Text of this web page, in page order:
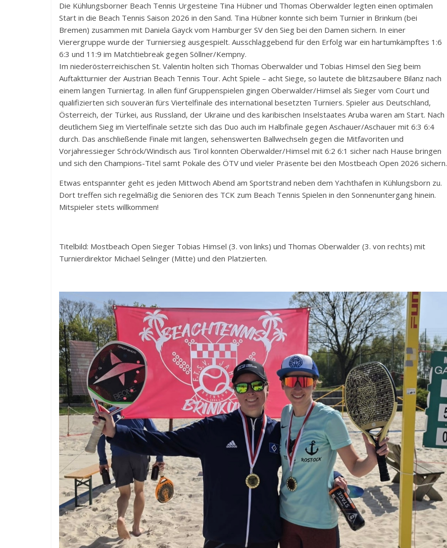
Die Kühlungsborner Beach Tennis Urgesteine Tina Hübner und Thomas Oberwalder legten einen optimalen
Start in die Beach Tennis Saison 2026 in den Sand. Tina Hübner konnte sich beim Turnier in Brinkum (bei
Bremen) zusammen mit Daniela Gayck vom Hamburger SV den Sieg bei den Damen sichern. In einer
Vierergruppe wurde der Turniersieg ausgespielt. Ausschlaggebend für den Erfolg war ein hartumkämpftes 1:6
6:3 und 11:9 im Matchtiebreak gegen Söllner/Kempny.
Im niederösterreichischen St. Valentin holten sich Thomas Oberwalder und Tobias Himsel den Sieg beim
Auftaktturnier der Austrian Beach Tennis Tour. Acht Spiele – acht Siege, so lautete die blitzsaubere Bilanz nach
einem langen Turniertag. In allen fünf Gruppenspielen gingen Oberwalder/Himsel als Sieger vom Court und
qualifizierten sich souverän fürs Viertelfinale des international besetzten Turniers. Spieler aus Deutschland,
Österreich, der Türkei, aus Russland, der Ukraine und des karibischen Inselstaates Aruba waren am Start. Nach
deutlichem Sieg im Viertelfinale setzte sich das Duo auch im Halbfinale gegen Aschauer/Aschauer mit 6:3 6:4
durch. Das anschließende Finale mit langen, sehenswerten Ballwechseln gegen die Mitfavoriten und
Vorjahressieger Schröck/Windisch aus Tirol konnten Oberwalder/Himsel mit 6:2 6:1 sicher nach Hause bringen
und sich den Champions-Titel samt Pokale des ÖTV und vieler Präsente bei den Mostbeach Open 2026 sichern.
Etwas entspannter geht es jeden Mittwoch Abend am Sportstrand neben dem Yachthafen in Kühlungsborn zu.
Dort treffen sich regelmäßig die Senioren des TCK zum Beach Tennis Spielen in den Sonnenuntergang hinein.
Mitspieler stets willkommen!
Titelbild: Mostbeach Open Sieger Tobias Himsel (3. von links) und Thomas Oberwalder (3. von rechts) mit
Turnierdirektor Michael Selinger (Mitte) und den Platzierten.